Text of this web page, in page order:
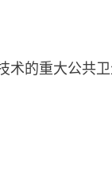
术的重大公共